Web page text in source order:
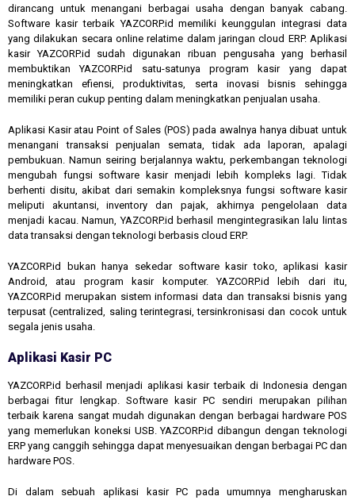
dirancang untuk menangani berbagai usaha dengan banyak cabang.
Software kasir terbaik YAZCORP.id memiliki keunggulan integrasi data
yang dilakukan secara online relatime dalam jaringan cloud ERP. Aplikasi
kasir YAZCORP.id sudah digunakan ribuan pengusaha yang berhasil
membuktikan YAZCORP.id satu-satunya program kasir yang dapat
meningkatkan efiensi, produktivitas, serta inovasi bisnis sehingga
memiliki peran cukup penting dalam meningkatkan penjualan usaha.
Aplikasi Kasir atau Point of Sales (POS) pada awalnya hanya dibuat untuk
menangani transaksi penjualan semata, tidak ada laporan, apalagi
pembukuan. Namun seiring berjalannya waktu, perkembangan teknologi
mengubah fungsi software kasir menjadi lebih kompleks lagi. Tidak
berhenti disitu, akibat dari semakin kompleksnya fungsi software kasir
meliputi akuntansi, inventory dan pajak, akhirnya pengelolaan data
menjadi kacau. Namun, YAZCORP.id berhasil mengintegrasikan lalu lintas
data transaksi dengan teknologi berbasis cloud ERP.
YAZCORP.id bukan hanya sekedar software kasir toko, aplikasi kasir
Android, atau program kasir komputer. YAZCORP.id lebih dari itu,
YAZCORP.id merupakan sistem informasi data dan transaksi bisnis yang
terpusat (centralized, saling terintegrasi, tersinkronisasi dan cocok untuk
segala jenis usaha.
Aplikasi Kasir PC
YAZCORP.id berhasil menjadi aplikasi kasir terbaik di Indonesia dengan
berbagai fitur lengkap. Software kasir PC sendiri merupakan pilihan
terbaik karena sangat mudah digunakan dengan berbagai hardware POS
yang memerlukan koneksi USB. YAZCORP.id dibangun dengan teknologi
ERP yang canggih sehingga dapat menyesuaikan dengan berbagai PC dan
hardware POS.
Di dalam sebuah aplikasi kasir PC pada umumnya mengharuskan